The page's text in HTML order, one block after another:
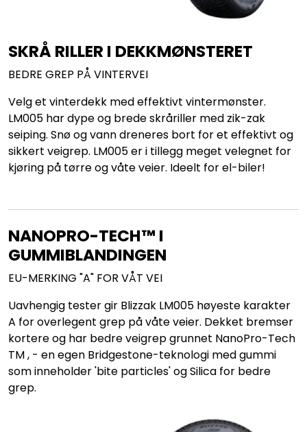
SKRÅ RILLER I DEKKMØNSTERET
BEDRE GREP PÅ VINTERVEI
Velg et vinterdekk med effektivt vintermønster.
LM005 har dype og brede skråriller med zik-zak
seiping. Snø og vann dreneres bort for et effektivt og
sikkert veigrep. LM005 er i tillegg meget velegnet for
kjøring på tørre og våte veier. Ideelt for el-biler!
NANOPRO-TECH™ I
GUMMIBLANDINGEN
EU-MERKING "A" FOR VÅT VEI
Uavhengig tester gir Blizzak LM005 høyeste karakter
A for overlegent grep på våte veier. Dekket bremser
kortere og har bedre veigrep grunnet NanoPro-Tech
TM , - en egen Bridgestone-teknologi med gummi
som inneholder 'bite particles' og Silica for bedre
grep.